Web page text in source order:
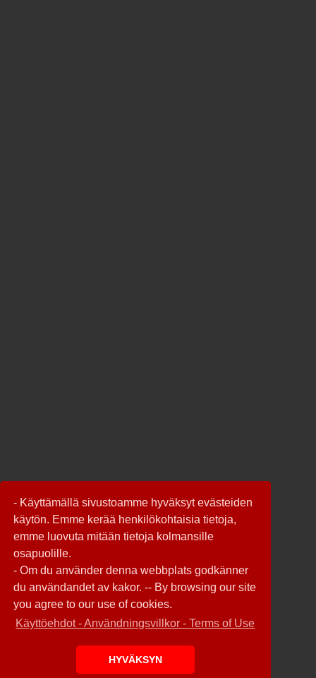
- Käyttämällä sivustoamme hyväksyt evästeiden
käytön. Emme kerää henkilökohtaisia tietoja,
emme luovuta mitään tietoja kolmansille
osapuolille.
- Om du använder denna webbplats godkänner
du användandet av kakor. -- By browsing our site
you agree to our use of cookies.
Käyttöehdot - Användningsvillkor - Terms of Use
HYVÄKSYN